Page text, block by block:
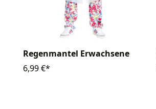
Regenmantel Erwachsene
6,99 €*